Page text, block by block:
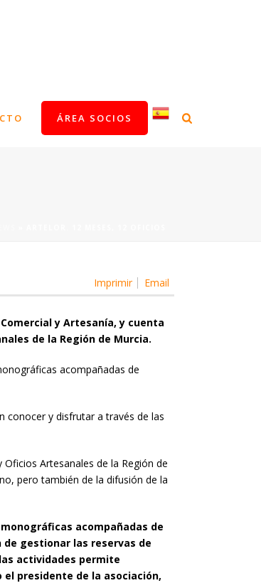
ÁREA SOCIOS
Imprimir Email
y Artesanía, y cuenta
de la Región de Murcia.
acompañadas de
conocer y disfrutar a través de las
Artesanales de la Región de
pero también de la difusión de la
acompañadas de
gestionar las reservas de
actividades permite
presidente de la asociación,